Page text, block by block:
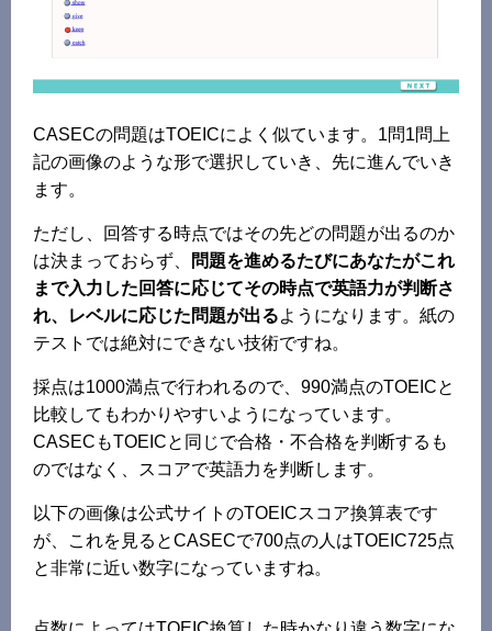
CASECの問題はTOEICによく似ています。1問1問上
記の画像のような形で選択していき、先に進んでいき
ます。
ただし、回答する時点ではその先どの問題が出るのか
は決まっておらず、
問題を進めるたびにあなたがこれ
まで入力した回答に応じてその時点で英語力が判断さ
れ、レベルに応じた問題が出るようになります。紙の
テストでは絶対にできない技術ですね。
採点は1000満点で行われるので、990満点のTOEICと
比較してもわかりやすいようになっています。
CASECもTOEICと同じで合格・不合格を判断するも
のではなく、スコアで英語力を判断します。
以下の画像は公式サイトのTOEICスコア換算表です
が、これを見るとCASECで700点の人はTOEIC725点
と非常に近い数字になっていますね。